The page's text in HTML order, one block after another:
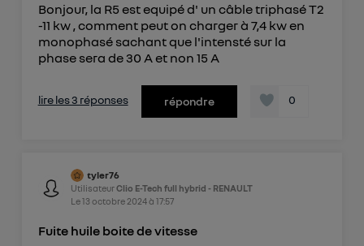
Bonjour, la R5 est equipé d' un câble triphasé T2
-11 kw , comment peut on charger à 7,4 kw en
monophasé sachant que l'intensté sur la
phase sera de 30 A et non 15 A
lire les 3 réponses répondre 0
tyler76
UtilisateurClio E-Tech full hybrid - RENAULT
Le13 octobre 2024à 17:57
Fuite huile boite de vitesse